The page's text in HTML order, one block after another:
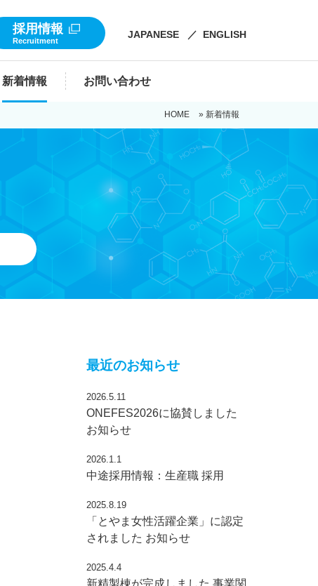
採用情報
Recruitment
JAPANESE ／ ENGLISH
新着情報 お問い合わせ
HOME » 新着情報
最近のお知らせ
2026.5.11
ONEFES2026に協賛しました
お知らせ
2026.1.1
中途採用情報：生産職 採用
2025.8.19
「とやま女性活躍企業」に認定
されました お知らせ
2025.4.4
新精製棟が完成しました 事業関